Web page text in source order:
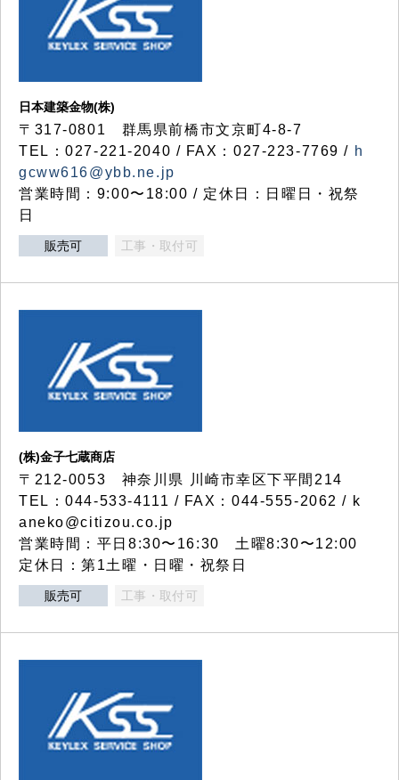
日本建築金物(株)
〒317‐0801 群馬県前橋市文京町4-8-7
TEL：027-221-2040 / FAX：027-223-7769 / h
gcww616@ybb.ne.jp
営業時間：9:00〜18:00 / 定休日：日曜日・祝祭
日
販売可 工事・取付可
(株)金子七蔵商店
〒212-0053 神奈川県 川崎市幸区下平間214
TEL：044-533-4111 / FAX：044-555-2062 / k
aneko@citizou.co.jp
営業時間：平日8:30〜16:30 土曜8:30〜12:00
定休日：第1土曜・日曜・祝祭日
販売可 工事・取付可